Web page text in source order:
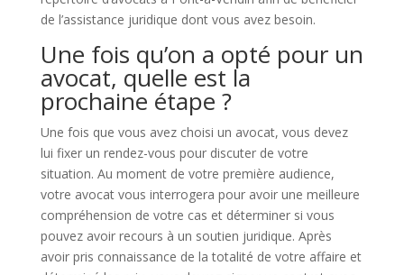
de l’assistance juridique dont vous avez besoin.
Une fois qu’on a opté pour un
avocat, quelle est la
prochaine étape ?
Une fois que vous avez choisi un avocat, vous devez
lui fixer un rendez-vous pour discuter de votre
situation. Au moment de votre première audience,
votre avocat vous interrogera pour avoir une meilleure
compréhension de votre cas et déterminer si vous
pouvez avoir recours à un soutien juridique. Après
avoir pris connaissance de la totalité de votre affaire et